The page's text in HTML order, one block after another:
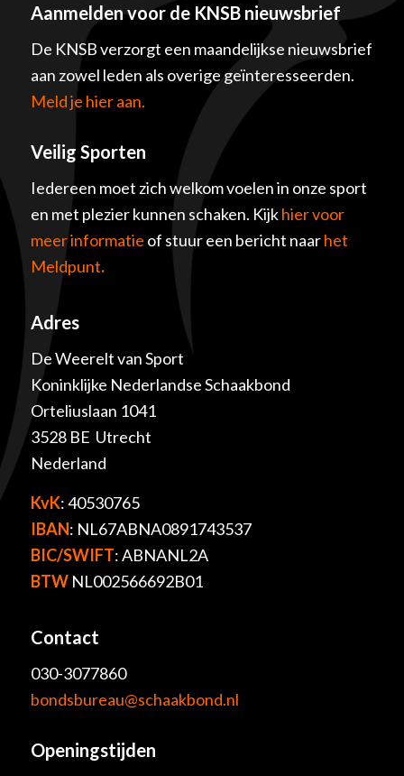
Aanmelden voor de KNSB nieuwsbrief
De KNSB verzorgt een maandelijkse nieuwsbrief
aan zowel leden als overige geïnteresseerden.
Meld je hier aan.
Veilig Sporten
Iedereen moet zich welkom voelen in onze sport
en met plezier kunnen schaken. Kijkhier voor
meer informatie of stuur een bericht naarhet
Meldpunt.
Adres
De Weerelt van Sport
Koninklijke Nederlandse Schaakbond
Orteliuslaan 1041
3528 BE Utrecht
Nederland
KvK: 40530765
IBAN: NL67ABNA0891743537
BIC/SWIFT: ABNANL2A
BTWNL002566692B01
Contact
030-3077860
bondsbureau@schaakbond.nl
Openingstijden